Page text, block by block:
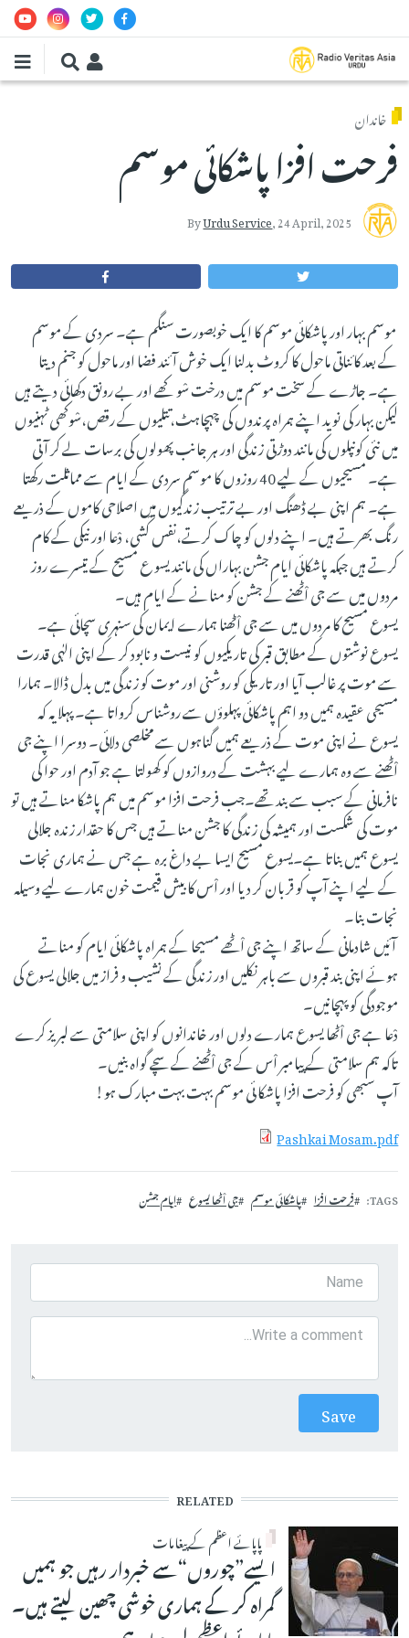
خاندان
فرحت افزا پاشکائی موسم
ByUrdu Service,24 April, 2025
موسم بہار اور پاشکائی موسم کا ایک خوبصورت سنگم ہے۔ سردی کے موسم
کے بعد کائناتی ماحول کا کروٹ بدلنا ایک خوش آئند فضا اور ماحول کو جنم دیتا
ہے۔ جاڑے کے سخت موسم میں درخت سْوکھے اور بے رونق دکھائی دیتے ہیں
لیکن بہار کی نوید اپنے ہمراہ پرندوں کی چہچاہٹ،تتلیوں کے رقص،سْوکھی ٹہنیوں
میں نئی کونپلوں کی مانند دوڑتی زندگی اور ہر جانب پھولوں کی برسات لے کر آتی
ہے۔ مسیحیوں کے لیے 40 روزوں کا موسم سردی کے ایام سے مماثلت رکھتا
ہے۔ ہم اپنی بے ڈھنگ اور بے ترتیب زندگیوں میں اصلاحی کاموں کے ذریعے
رنگ بھرتے ہیں۔ اپنے دلوں کو چاک کرتے،نفس کْشی، دْعا اور نیکی کے کام
کرتے ہیں جبکہ پاشکائی ایام جشن بہاراں کی مانند یسو ع مسیح کے تیسرے روز
مردوں میں سے جی اْٹھنے کے جشن کو منانے کے ایام ہیں۔
یسوع مسیح کا مردوں میں سے جی اْٹھنا ہمارے ایمان کی سنہری سچائی ہے۔
یسوع نوشتوں کے مطابق قبر کی تاریکیوں کو نیست و نابود کر کے اپنی الہٰی قدرت
سے موت پر غالب آیا اور تاریکی کو روشنی اور موت کو زندگی میں بدل ڈالا۔ ہمارا
مسیحی عقیدہ ہمیں دو اہم پاشکائی پہلوؤں سے روشناس کرواتا ہے۔ پہلا یہ کہ
یسوع نے اپنی موت کے ذریعے ہمیں گناہوں سے مخلصی دلائی۔ دوسرا اپنے جی
اْٹھنے سے وہ ہمارے لیے بہشت کے دروازوں کو کھولتا ہے جو آدم اور حوا کی
نافرمانی کے سبب سے بند تھے۔جب فرحت افزا موسم میں ہم پاشکا مناتے ہیں تو
موت کی شکست اور ہمیشہ کی زندگی کا جشن مناتے ہیں جس کا حقدار زندہ جلالی
یسوع ہمیں بناتا ہے۔یسوع مسیح ایسا بے داغ برہ ہے جس نے ہماری نجات
کے لیے اپنے آپ کو قربان کر دیا اور اْس کا بیش قیمت خون ہمارے لیے وسیلہ
نجات بنا۔
آئیں شادمانی کے ساتھ اپنے جی اْٹھے مسیحا کے ہمراہ پاشکائی ایام کو مناتے
ہوئے اپنی بند قبروں سے باہر نکلیں اور زندگی کے نشیب و فراز میں جلالی یسوع کی
موجودگی کو پہچانیں۔
دْعا ہے جی اْٹھا یسوع ہمارے دلوں اور خاندانوں کو اپنی سلامتی سے لبریز کرے
تاکہ ہم سلامتی کے پیامبر اْس کے جی اْٹھنے کے سچے گواہ بنیں۔
آپ سبھی کو فرحت افزا پاشکا ئی موسم بہت بہت مبارک ہو!
Pashkai Mosam.pdf
TAGS فرحت افزا پاشکائی موسم جی اْٹھا یسوع ایام جشن
RELATED
پاپائے اعظم کے پیغامات
ایسے”چوروں“سے خبردار رہیں جو ہمیں
گمراہ کر کے ہماری خوشی چھین لیتے ہیں۔